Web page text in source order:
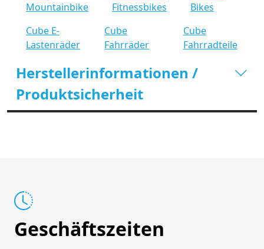
Mountainbike
Fitnessbikes
Bikes
Cube E-
Lastenräder
Cube
Fahrräder
Cube
Fahrradteile
Herstellerinformationen /
Produktsicherheit
Geschäftszeiten